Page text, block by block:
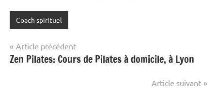
Coach spirituel
Navigation
de
Article précédent
Zen Pilates: Cours de Pilates à domicile, à Lyon
Article suivant